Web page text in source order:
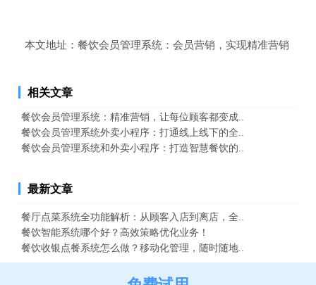
本文地址： 餐饮会员管理系统：会员营销，实现精准营销
相关文章
餐饮会员管理系统：精准营销，让每位顾客都变成..
餐饮会员管理系统外卖小程序：打通线上线下的全..
餐饮会员管理系统和外卖小程序：打造智慧餐饮的..
最新文章
餐厅点菜系统全功能解析：从顾客入店到离店，全..
餐饮智能系统哪个好？高效策略优化业务！
餐饮收银点餐系统怎么做？移动化管理，随时随地..